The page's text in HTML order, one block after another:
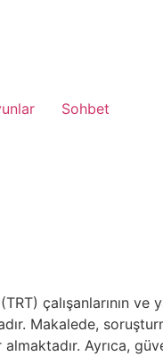
Sohbet
çalışanlarının ve
Makalede,
Ayrıca,